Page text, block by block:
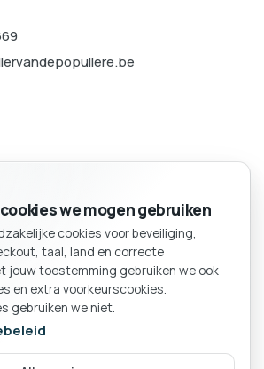
we mogen gebruiken
cookies voor beveiliging,
taal, land en correcte
jouw toestemming gebruiken we ook
en extra voorkeurscookies.
gebruiken we niet.